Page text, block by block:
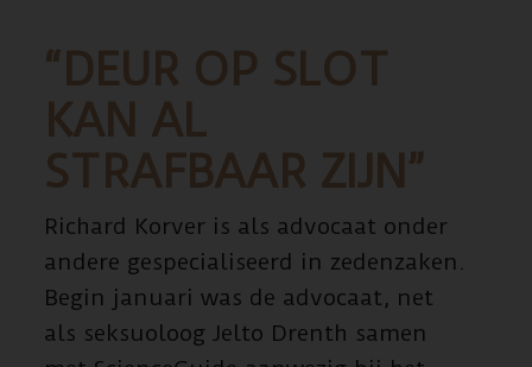
“DEUR OP SLOT
KAN AL
STRAFBAAR ZIJN”
Richard Korver is als advocaat onder
andere gespecialiseerd in zedenzaken.
Begin januari was de advocaat, net
als seksuoloog Jelto Drenth samen